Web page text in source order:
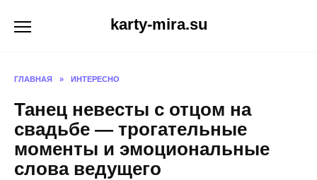
karty-mira.su
ГЛАВНАЯ » ИНТЕРЕСНО
Танец невесты с отцом на
свадьбе — трогательные
моменты и эмоциональные
слова ведущего